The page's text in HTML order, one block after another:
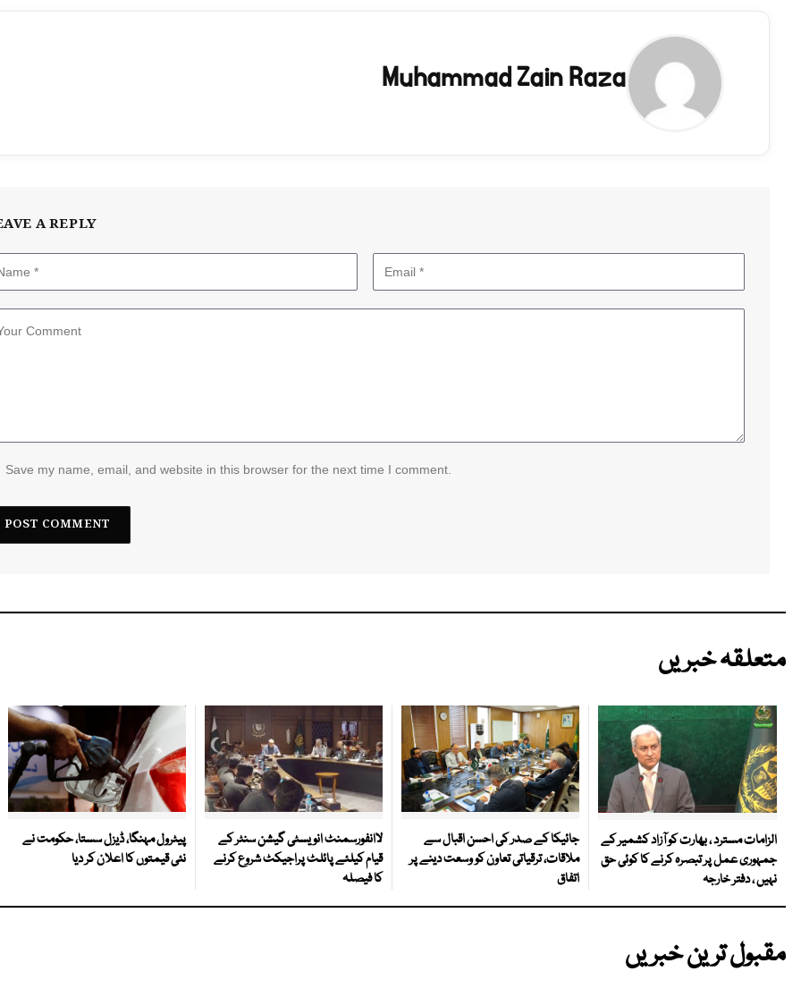
Muhammad Zain Raza
A REPLY
Save my name, email, and website in this browser for the next time I comment.
متعلقہ خبریں
الزامات مسترد ، بھارت کو آزاد کشمیر کے
جمہوری عمل پر تبصرہ کرنے کا کوئی حق
نہیں ، دفتر خارجہ
جائیکا کے صدر کی احسن اقبال سے
ملاقات، ترقیاتی تعاون کو وسعت دینے پر
اتفاق
لاانفورسمنٹ انویسٹی گیشن سنٹر کے
قیام کیلئے پائلٹ پراجیکٹ شروع کرنے
کا فیصلہ
پیٹرول مہنگا، ڈیزل سستا، حکومت نے
نئی قیمتوں کا اعلان کر دیا
مقبول ترین خبریں